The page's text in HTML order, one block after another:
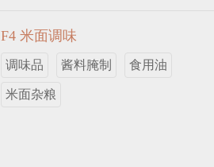
F4 米面调味
调味品 酱料腌制 食用油
米面杂粮